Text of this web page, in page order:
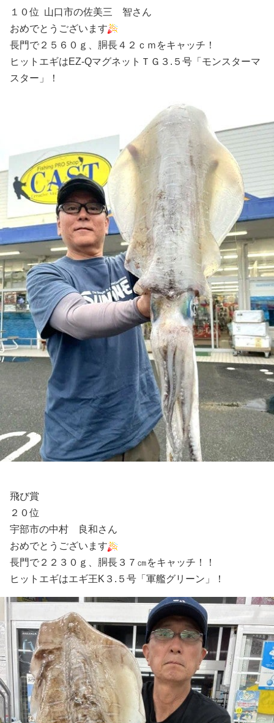
１０位 山口市の佐美三 智さん
おめでとうございます
長門で２５６０ｇ、胴長４２ｃｍをキャッチ！
ヒットエギはEZ-QマグネットＴＧ３.５号「モンスターマ
スター」！
飛び賞
２０位
宇部市の中村 良和さん
おめでとうございます
長門で２２３０ｇ、胴長３７㎝をキャッチ！！
ヒットエギはエギ王K３.５号「軍艦グリーン」！